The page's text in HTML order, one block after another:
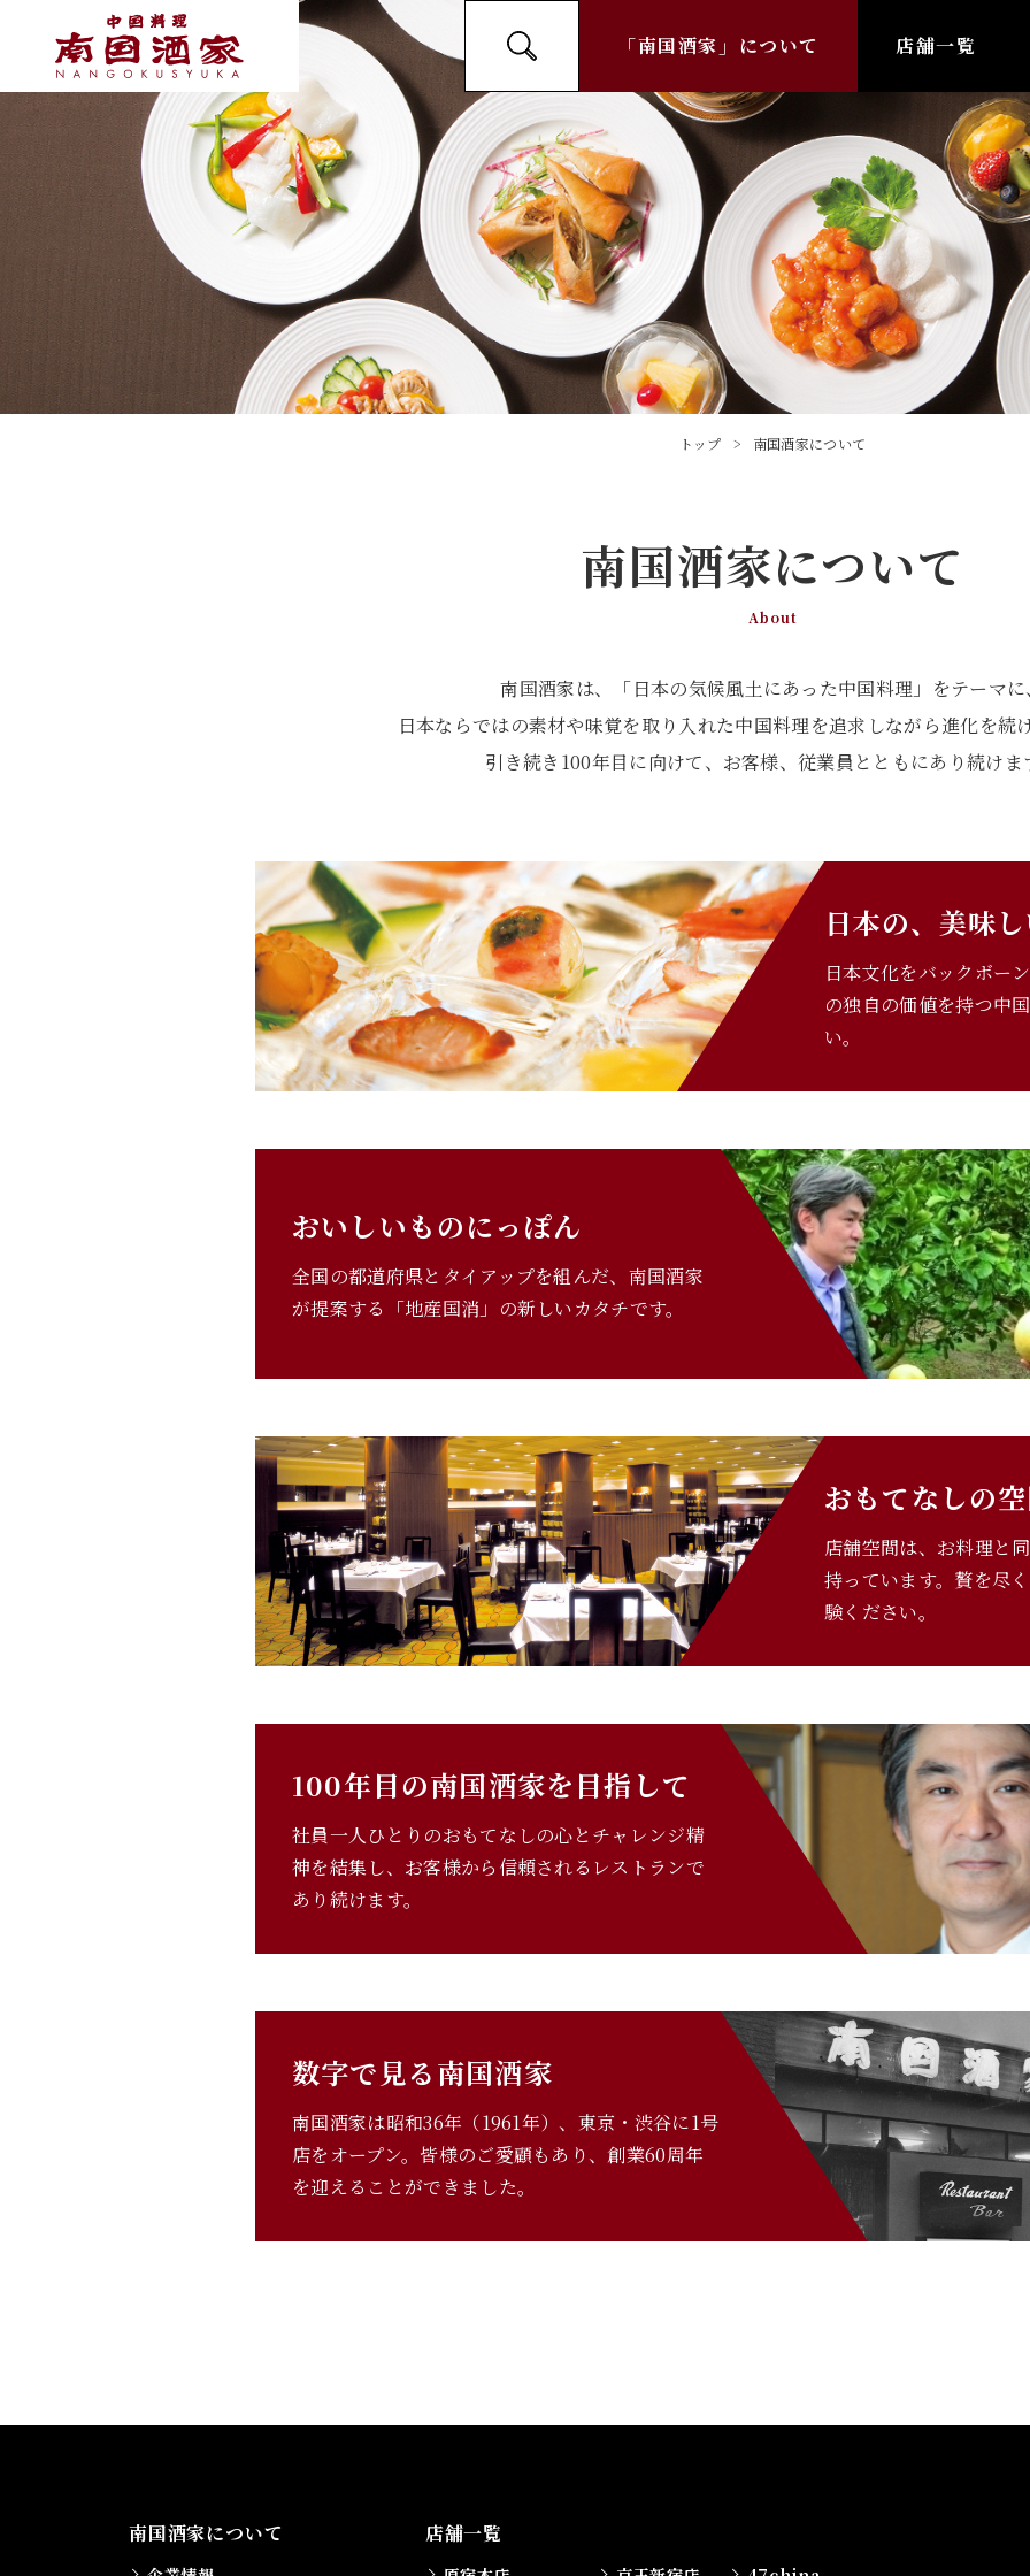
「南国酒家」について 店舗一覧
トップ 南国酒家について
南国酒家について
About
南国酒家は、「日本の気候風土にあった中国料理」をテーマ
日本ならではの素材や味覚を取り入れた中国料理を追求しながら進化を続
引き続き100年目に向けて、お客様、従業員とともにあり続けま
日本の、美味
日本文化をバックボー
の独自の価値を持つ中
い。
おいしいものにっぽん
全国の都道府県とタイアップを組んだ、南国酒家
が提案する「地産国消」の新しいカタチです。
おもてなしの
店舗空間は、お料理と
持っています。贅を尽
験ください。
100年目の南国酒家を目指して
社員一人ひとりのおもてなしの心とチャレンジ精
神を結集し、お客様から信頼されるレストランで
あり続けます。
数字で見る南国酒家
南国酒家は昭和36年（1961年）、東京・渋谷に1号
店をオープン。皆様のご愛顧もあり、創業60周年
を迎えることができました。
南国酒家について 店舗一覧